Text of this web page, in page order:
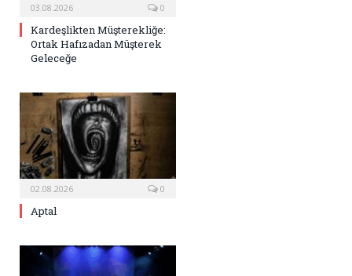
03.08.2026 0
Kardeşlikten Müşterekliğe:
Ortak Hafızadan Müşterek
Geleceğe
02.08.2026 0
Aptal